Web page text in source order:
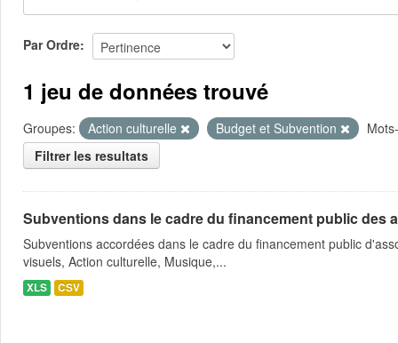
Demandes 0
À propos
Par Ordre
1 jeu de données trouvé
Groupes: Action culturelle Budget et Subvention
Filtrer les resultats
Subventions dans le cadre du financement public des
Subventions accordées dans le cadre du financement public
visuels, Action culturelle, Musique,...
XLS CSV